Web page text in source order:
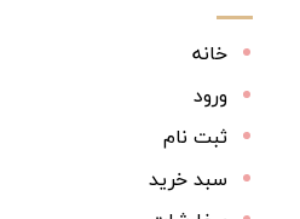
خانه
ورود
ثبت نام
سبد خرید